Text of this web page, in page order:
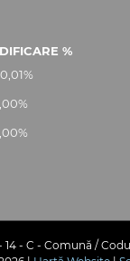
%
%
%
%
- C - Comună /